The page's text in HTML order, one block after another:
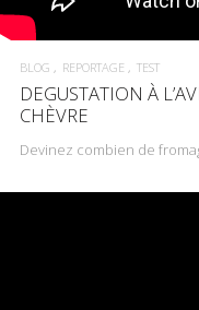
BLOG REPORTAGE TEST
DEGUSTATION À
CHÈVRE
Devinez combien de